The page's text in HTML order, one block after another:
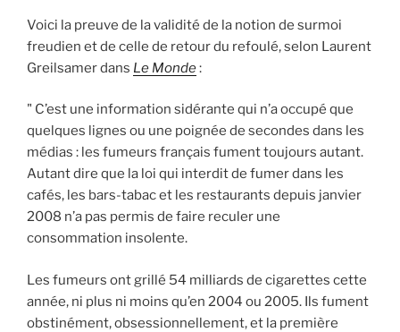
Voici la preuve de la validité de la notion de surmoi
freudien et de celle de retour du refoulé, selon Laurent
Greilsamer dans Le Monde:
" C’est une information sidérante qui n’a occupé que
quelques lignes ou une poignée de secondes dans les
médias : les fumeurs français fument toujours autant.
Autant dire que la loi qui interdit de fumer dans les
cafés, les bars-tabac et les restaurants depuis janvier
2008 n’a pas permis de faire reculer une
consommation insolente.
Les fumeurs ont grillé 54 milliards de cigarettes cette
année, ni plus ni moins qu’en 2004 ou 2005. Ils fument
obstinément, obsessionnellement, et la première